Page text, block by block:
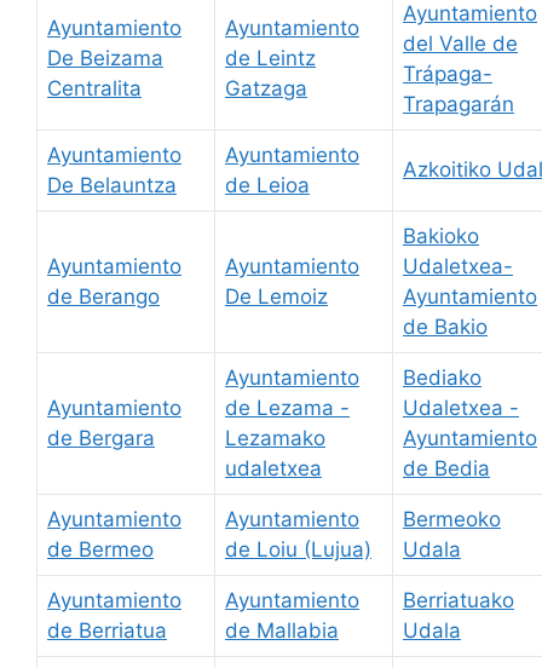
Ayuntamiento
De Beizama
Centralita
Ayuntamiento
de Leintz
Gatzaga
Ayuntamiento
del Valle de
Trápaga-
Trapagarán
Ayuntamiento
De Belauntza
Ayuntamiento
de Leioa
Azkoitiko
Ayuntamiento
de Berango
Ayuntamiento
De Lemoiz
Bakioko
Udaletxea-
Ayuntamiento
de Bakio
Ayuntamiento
de Bergara
Ayuntamiento
de Lezama -
Lezamako
udaletxea
Bediako
Udaletxea -
Ayuntamiento
de Bedia
Ayuntamiento
de Bermeo
Ayuntamiento
de Loiu (Lujua)
Bermeoko
Udala
Ayuntamiento
de Berriatua
Ayuntamiento
de Mallabia
Berriatuako
Udala